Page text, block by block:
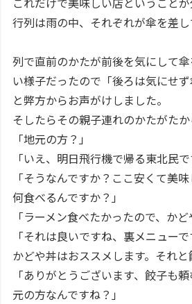
行列は雨の中、それぞれが傘を差し
列で直前のかたが前後を気にして
い様子だったので「後ろは気にせず
と弊方からお声がけしました。
そしたらその親子連れのかたがた
「地元の方？」
「いえ、明日飛行機で帰る東北民で
「そうなんですか？ここ安くて美
何食べるんですか？」
「ラーメン食べたかったので、か
「それは良いですね、裏メニュー
かどや丼はおススメします。それと
「ありがとうございます、餃子も
元の方なんですね？」